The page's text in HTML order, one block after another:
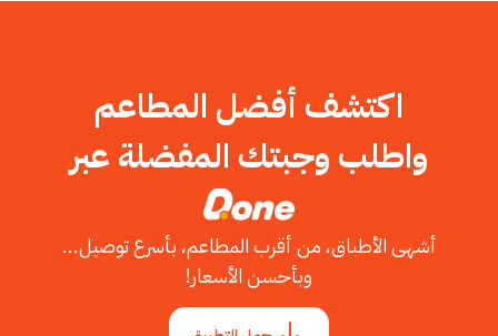
اكتشف أفضل المطاعم
واطلب وجبتك المفضلة عبر
أشهى الأطباق، من أقرب المطاعم، بأسرع توصيل...
وبأحسن الأسعار!